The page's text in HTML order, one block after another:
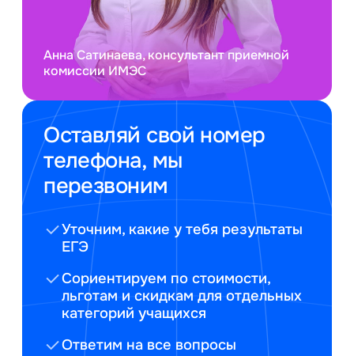
Оставляй свой номер
телефона, мы
перезвоним
Уточним, какие у тебя результаты
ЕГЭ
Сориентируем по стоимости,
льготам и скидкам для отдельных
категорий учащихся
Ответим на все вопросы
Анна Сатинаева, консультант приемной
комиссии ИМЭС